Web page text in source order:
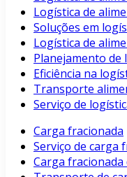
Logística de
Soluções em
Logística de
Planejamento de
Eficiência na
Transporte
Serviço de
Carga fracionada
Serviço de carga
Carga